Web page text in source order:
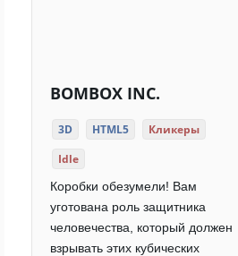
BOMBOX INC.
3D HTML5
Кликеры
Idle
Коробки обезумели! Вам
уготована роль защитника
человечества, который должен
взрывать этих кубических